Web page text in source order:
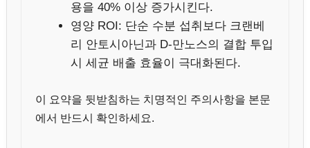
용을 40% 이상 증가시킨다.
영양 ROI: 단순 수분 섭취보다 크랜베
리 안토시아닌과 D-만노스의 결합 투입
시 세균 배출 효율이 극대화된다.
이 요약을 뒷받침하는 치명적인 주의사항을 본문
에서 반드시 확인하세요.